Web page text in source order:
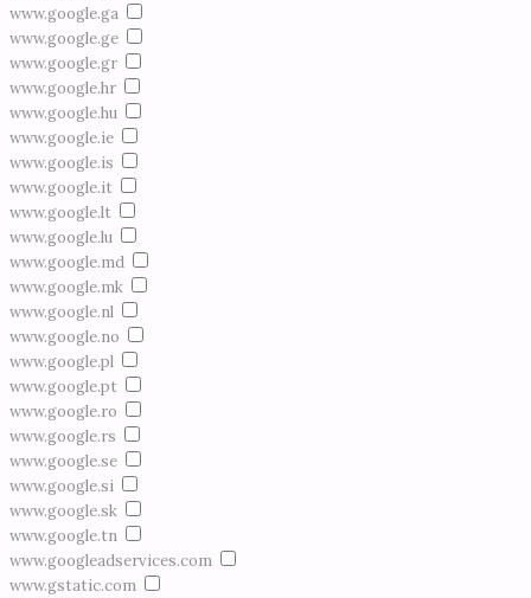
www.google.ga
www.google.ge
www.google.gr
www.google.hr
www.google.hu
www.google.ie
www.google.is
www.google.it
www.google.lt
www.google.lu
www.google.md
www.google.mk
www.google.nl
www.google.no
www.google.pl
www.google.pt
www.google.ro
www.google.rs
www.google.se
www.google.si
www.google.sk
www.google.tn
www.googleadservices.com
www.gstatic.com